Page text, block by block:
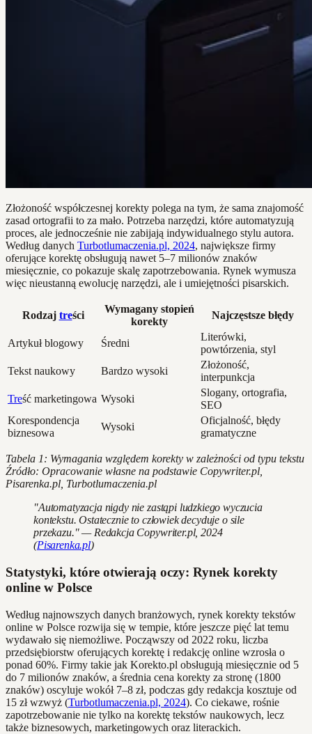
Złożoność współczesnej korekty polega na tym, że sama znajomość
zasad ortografii to za mało. Potrzeba narzędzi, które automatyzują
proces, ale jednocześnie nie zabijają indywidualnego stylu autora.
Według danych Turbotlumaczenia.pl, 2024, największe firmy
oferujące korektę obsługują nawet 5–7 milionów znaków
miesięcznie, co pokazuje skalę zapotrzebowania. Rynek wymusza
więc nieustanną ewolucję narzędzi, ale i umiejętności pisarskich.
Rodzaj treści
Wymagany stopień
korekty
Najczęstsze błędy
Artykuł blogowy Średni
Literówki,
powtórzenia, styl
Tekst naukowy
Bardzo wysoki
Złożoność,
interpunkcja
Treść marketingowa Wysoki
Slogany, ortografia,
SEO
Korespondencja
biznesowa
Wysoki
Oficjalność, błędy
gramatyczne
Tabela 1: Wymagania względem korekty w zależności od typu tekstu
Źródło: Opracowanie własne na podstawie Copywriter.pl,
Pisarenka.pl, Turbotlumaczenia.pl
"Automatyzacja nigdy nie zastąpi ludzkiego wyczucia
kontekstu. Ostatecznie to człowiek decyduje o sile
przekazu." — Redakcja Copywriter.pl, 2024
(Pisarenka.pl)
Statystyki, które otwierają oczy: Rynek korekty
online w Polsce
Według najnowszych danych branżowych, rynek korekty tekstów
online w Polsce rozwija się w tempie, które jeszcze pięć lat temu
wydawało się niemożliwe. Począwszy od 2022 roku, liczba
przedsiębiorstw oferujących korektę i redakcję online wzrosła o
ponad 60%. Firmy takie jak Korekto.pl obsługują miesięcznie od 5
do 7 milionów znaków, a średnia cena korekty za stronę (1800
znaków) oscyluje wokół 7–8 zł, podczas gdy redakcja kosztuje od
15 zł wzwyż (Turbotlumaczenia.pl, 2024). Co ciekawe, rośnie
zapotrzebowanie nie tylko na korektę tekstów naukowych, lecz
także biznesowych, marketingowych oraz literackich.